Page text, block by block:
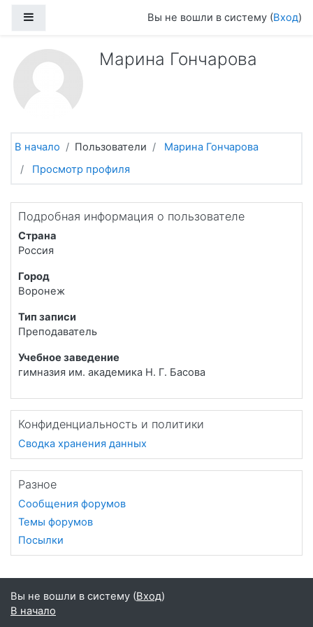
Вы не вошли в систему (Вход)
Марина Гончарова
В начало Пользователи
Марина Гончарова
Просмотр профиля
Подробная информация о пользователе
Страна
Россия
Город
Воронеж
Тип записи
Преподаватель
Учебное заведение
гимназия им. академика Н. Г. Басова
Конфиденциальность и политики
Сводка хранения данных
Разное
Сообщения форумов
Темы форумов
Посылки
Вы не вошли в систему (Вход)
В начало